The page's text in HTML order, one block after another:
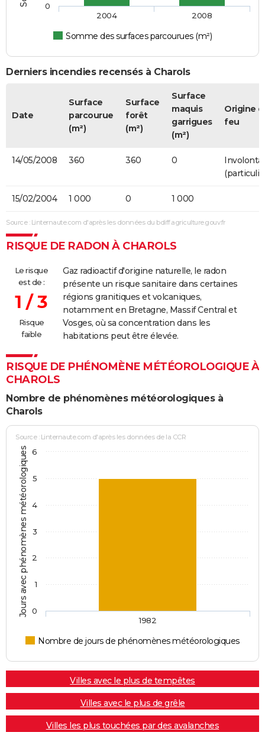
Somme des surfaces parcourues (m²)
2004 2008
0
Derniers incendies recensés à Charols
Date
Surface
parcourue
(m²)
Surface
forêt
(m²)
Surface
maquis
garrigues
(m²)
Origine
feu
14/05/2008 360 360 0
15/02/2004 1 000 0 1 000
Source : Linternaute.com d'après les données du bdiff.agriculture.gouv.fr
RISQUE DE RADON À CHAROLS
Le risque
est de :
1 / 3
Risque
faible
Gaz radioactif d'origine naturelle, le radon
présente un risque sanitaire dans certaines
régions granitiques et volcaniques,
notamment en Bretagne, Massif Central et
Vosges, où sa concentration dans les
habitations peut être élevée.
RISQUE DE PHÉNOMÈNE MÉTÉOROLOGIQUE À
CHAROLS
Nombre de phénomènes météorologiques à
Charols
Jours avec phénomènes météorologiques
Source : Linternaute.com d'après les données de la CCR
Nombre de jours de phénomènes météorologiques
1982
0
1
2
3
4
5
6
Villes avec le plus de tempêtes
Villes avec le plus de grêle
Villes les plus touchées par des avalanches